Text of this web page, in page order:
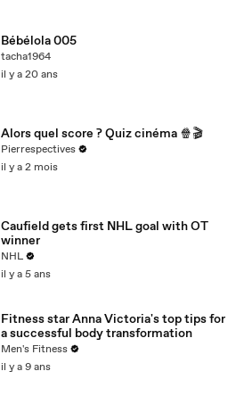
Bébélola 005
tacha1964
il y a 20 ans
Alors quel score ? Quiz cinéma 🍿🎬
Pierrespectives
il y a 2 mois
Caufield gets first NHL goal with OT
winner
NHL
il y a 5 ans
Fitness star Anna Victoria's top tips for
a successful body transformation
Men's Fitness
il y a 9 ans